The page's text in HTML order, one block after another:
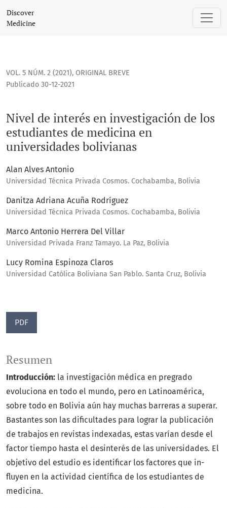
Nivel de interés en investigación de los estudiantes de
Discover
Medicine
VOL. 5 NÚM. 2 (2021), ORIGINAL BREVE
Nivel de interés en investigación de los
estudiantes de medicina en
universidades bolivianas
Publicado 30-12-2021
Alan Alves Antonio
Universidad Técnica Privada Cosmos. Cochabamba, Bolivia
Danitza Adriana Acuña Rodríguez
Universidad Técnica Privada Cosmos. Cochabamba, Bolivia
Marco Antonio Herrera Del Villar
Universidad Privada Franz Tamayo. La Paz, Bolivia
Lucy Romina Espinoza Claros
Universidad Católica Boliviana San Pablo. Santa Cruz, Bolivia
PDF
Resumen
Introducción: la investigación médica en pregrado
evoluciona en todo el mundo, pero en Latinoamérica,
sobre todo en Bolivia aún hay muchas barreras a superar.
Bastantes son las dificultades para lograr la publicación
de trabajos en revistas indexadas, estas varían desde el
factor tiempo hasta el desinterés de las universidades. El
objetivo del estudio es identificar los factores que in-
fluyen en la actividad científica de los estudiantes de
medicina.